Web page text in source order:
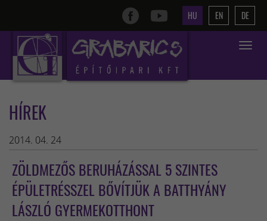
HU EN DE
Toggle
HÍREK
2014. 04. 24
ZÖLDMEZŐS BERUHÁZÁSSAL 5 SZINTES
ÉPÜLETRÉSSZEL BŐVÍTJÜK A BATTHYÁNY
LÁSZLÓ GYERMEKOTTHONT